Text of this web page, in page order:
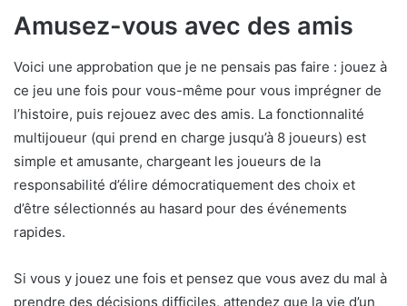
Amusez-vous avec des amis
Voici une approbation que je ne pensais pas faire : jouez à
ce jeu une fois pour vous-même pour vous imprégner de
l’histoire, puis rejouez avec des amis. La fonctionnalité
multijoueur (qui prend en charge jusqu’à 8 joueurs) est
simple et amusante, chargeant les joueurs de la
responsabilité d’élire démocratiquement des choix et
d’être sélectionnés au hasard pour des événements
rapides.
Si vous y jouez une fois et pensez que vous avez du mal à
prendre des décisions difficiles, attendez que la vie d’un